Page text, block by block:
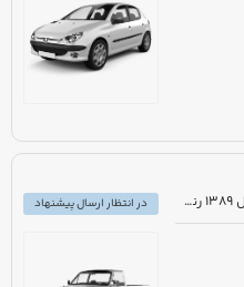
مزایده دولتی خودرو وانت پیکان 1600i مدل 1389 رنگ سفید روغنی
در انتظار ارسال پیشنهاد